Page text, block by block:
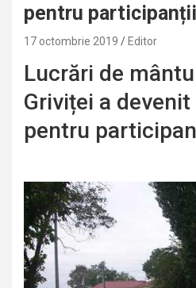
pentru
17 octombrie 2019 Editor
Lucrări de
Griviței a
pentru